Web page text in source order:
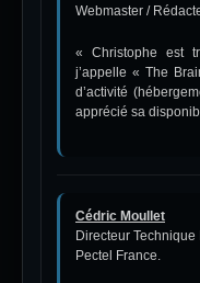
Webmaster /
« Christophe est
j’appelle « The
d’activité
apprécié sa
Cédric Moullet
Directeur
Pectel France.